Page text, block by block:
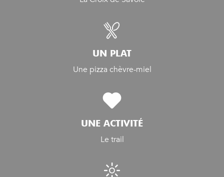
UN PLAT
Une pizza chèvre-miel
UNE ACTIVITÉ
Le trail